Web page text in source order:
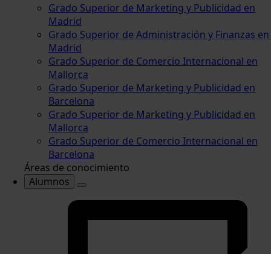
Grado Superior de Marketing y Publicidad en
Madrid
Grado Superior de Administración y Finanzas en
Madrid
Grado Superior de Comercio Internacional en
Mallorca
Grado Superior de Marketing y Publicidad en
Barcelona
Grado Superior de Marketing y Publicidad en
Mallorca
Grado Superior de Comercio Internacional en
Barcelona
Áreas de conocimiento
Alumnos